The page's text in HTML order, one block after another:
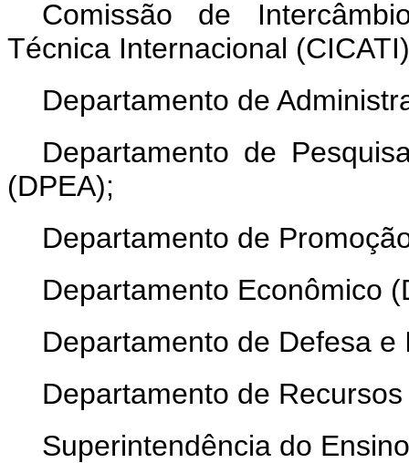
Comissão de
Técnica Internacional
Departamento de
Departamento de
(DPEA);
Departamento de
Departamento Econômico
Departamento de Defesa
Departamento de
Superintendência do